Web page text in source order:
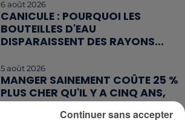
6 août 2026
CANICULE : POURQUOI LES
BOUTEILLES D'EAU
DISPARAISSENT DES RAYONS...
5 août 2026
MANGER SAINEMENT COÛTE 25 %
PLUS CHER QU'IL Y A CINQ ANS,
ALERTE L’ONU
Continuer sans accepter